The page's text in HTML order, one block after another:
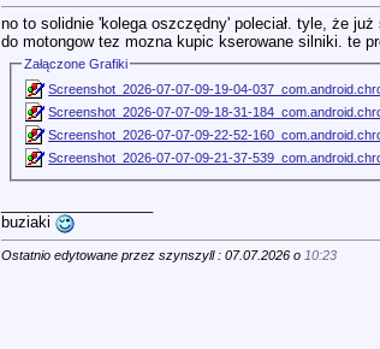
no to solidnie 'kolega oszczędny' poleciał. tyle, że
do motongow tez mozna kupic kserowane silniki. te
Załączone Grafiki
Screenshot_2026-07-07-09-19-04-
Screenshot_2026-07-07-09-18-31-
Screenshot_2026-07-07-09-22-52-
Screenshot_2026-07-07-09-21-37-
buziaki
Ostatnio edytowane przez szynszyll : 07.07.2026 o 10:23